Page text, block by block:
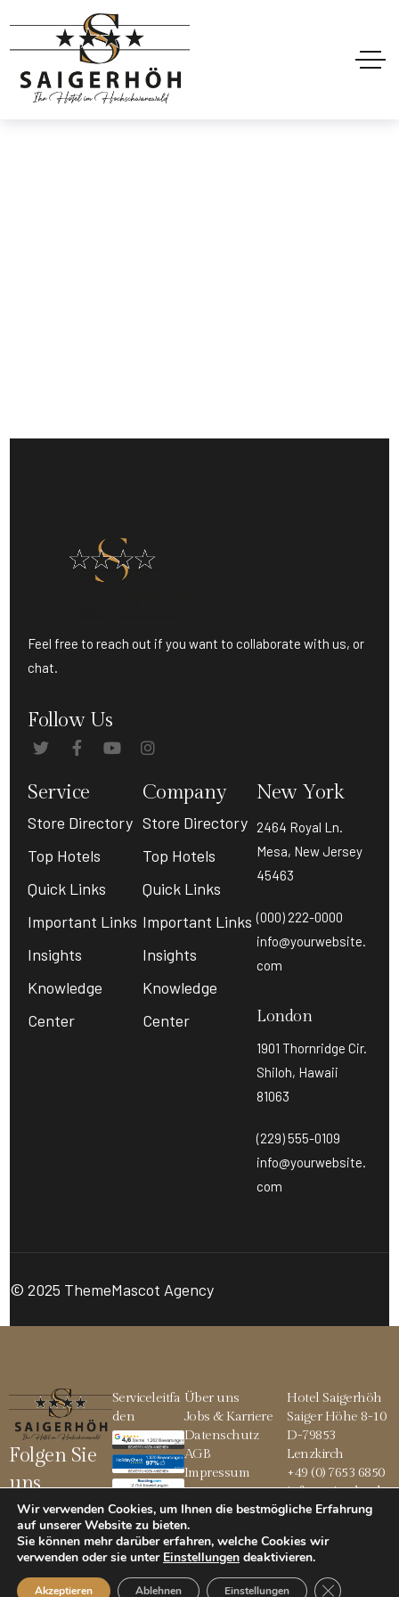
Feel free to reach out if you want to collaborate with us, or
chat.
Follow Us
Service
Store Directory
Top Hotels
Quick Links
Important Links
Insights
Knowledge
Center
Company
Store Directory
Top Hotels
Quick Links
Important Links
Insights
Knowledge
Center
New York
2464 Royal Ln.
Mesa, New Jersey
45463
(000) 222-0000
info@yourwebsite.
com
London
1901 Thornridge Cir.
Shiloh, Hawaii
81063
(229) 555-0109
info@yourwebsite.
com
© 2025 ThemeMascot Agency
Folgen Sie
uns
Serviceleitfa
den
Über uns
Jobs & Karriere
Datenschutz
AGB
Impressum
Hotel Saigerhöh
Saiger Höhe 8-10
D-79853
Lenzkirch
+49 (0) 7653 6850
info@saigerhoeh.
de
© 2026 Saigerhöh
Wir verwenden Cookies, um Ihnen die bestmögliche Erfahrung
auf unserer Website zu bieten.
Sie können mehr darüber erfahren, welche Cookies wir
verwenden oder sie unter Einstellungen deaktivieren.
Akzeptieren Ablehnen Einstellungen GDPR